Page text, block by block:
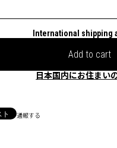
International shipping
Add to cart
日本国内にお住まい
通報する